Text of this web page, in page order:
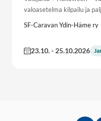
valoasetelma kilpailu ja
SF-Caravan Ydin-Häme ry
23.10.- 25.10.2026